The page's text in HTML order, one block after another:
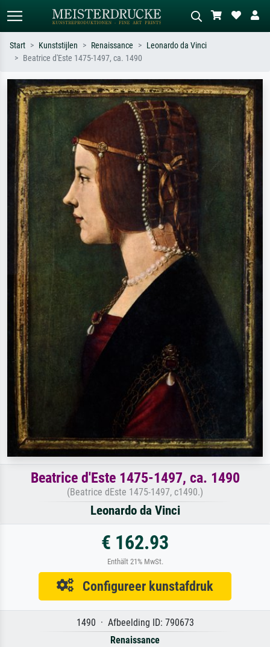
Zoek op kunstenaar, titel of stijl – bijv.
Monet, Sterrennacht, impressionisme,
Hokusai-golf, naakt.
Beschrijf de scène – bijv. groene
weide, abstract met veel rood, donker
olieverfschilderij, staand naakt naast
Start Kunststijlen Renaissance
Leonardo da Vinci
Beatrice d'Este 1475-1497, ca. 1490
Beatrice d'Este 1475-1497, ca. 1490
(Beatrice dEste 1475-1497, c1490.)
Leonardo da Vinci
€ 162.93
Enthält 21% MwSt.
Configureer kunstafdruk
1490 · Afbeelding ID: 790673
Renaissance